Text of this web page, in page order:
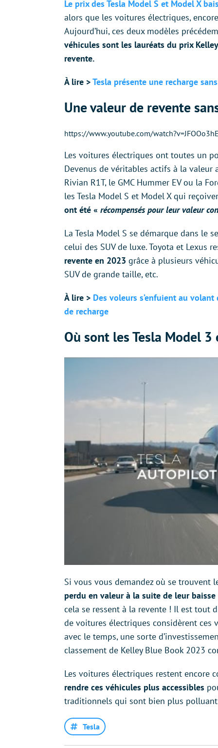
Le prix des Tesla Model S et Model X
alors que les voitures électriques,
Aujourd’hui, ces deux modèles
véhicules sont les lauréats du prix
revente.
À lire >Tesla présente une recharge
Une valeur de revente
https://www.youtube.com/
Les voitures électriques ont toutes un
Devenus de véritables actifs à la valeur
Rivian R1T, le GMC Hummer EV ou la
les Tesla Model S et Model X qui
ont été « récompensés pour leur valeur
La Tesla Model S se démarque dans le
celui des SUV de luxe. Toyota et Lexus
revente en 2023 grâce à plusieurs
SUV de grande taille, etc.
À lire > Des voleurs s’enfuient au
de recharge
Où sont les Tesla Model 3
Si vous vous demandez où se trouvent
perdu en valeur à la suite de leur
cela se ressent à la revente ! Il est tout
de voitures électriques considèrent ces
avec le temps, une sorte
classement de Kelley Blue Book 2023
Les voitures électriques restent encore
rendre ces véhicules plus accessibles
traditionnels qui sont bien plus
Tesla